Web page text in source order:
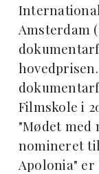
Amsterdam
Filmskole i
"Mødet med
nomineret
Apolonia" er